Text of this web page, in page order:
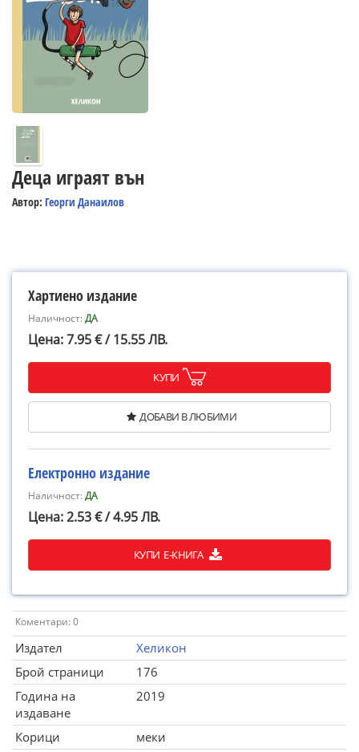
Деца играят вън
Автор: Георги Данаилов
Хартиено издание
Наличност:ДА
Цена: 7.95 € / 15.55 ЛВ.
КУПИ
ДОБАВИ В ЛЮБИМИ
Електронно издание
Наличност:ДА
Цена: 2.53 € / 4.95 ЛВ.
КУПИ Е-КНИГА
Коментари: 0
Издател
Хеликон
Брой страници
176
Година на
издаване
2019
Корици
меки